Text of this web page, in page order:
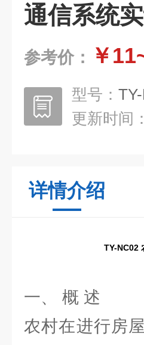
通信系统
参考价： ￥
型号：
更新时间：
详情介绍
TY-NC02
一、 概 述
农村在进行房